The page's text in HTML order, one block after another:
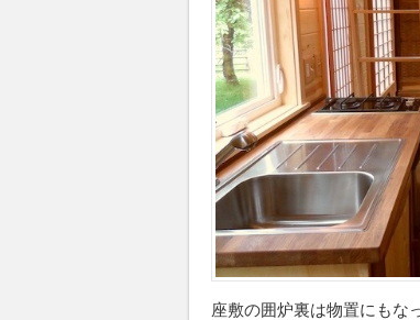
座敷の囲炉裏は物置にもな